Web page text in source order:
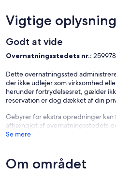
Vigtige
Godt at vide
Overnatningsstedets nr.:
Dette overnatningssted
der ikke udlejer som virksomhed
herunder fortrydelsesret, gælder
reservation er dog dækket af din
Gebyrer for ekstra opredninger
afhængigt af overnatningsstedets
Se mere
Om området